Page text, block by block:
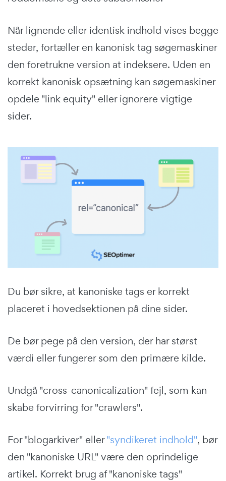
Når lignende eller identisk indhold vises begge
steder, fortæller en kanonisk tag søgemaskiner
den foretrukne version at indeksere. Uden en
korrekt kanonisk opsætning kan søgemaskiner
opdele "link equity" eller ignorere vigtige
sider.
Du bør sikre, at kanoniske tags er korrekt
placeret i hovedsektionen på dine sider.
De bør pege på den version, der har størst
værdi eller fungerer som den primære kilde.
Undgå "cross-canonicalization" fejl, som kan
skabe forvirring for "crawlers".
For "blogarkiver" eller"syndikeret indhold", bør
den "kanoniske URL" være den oprindelige
artikel. Korrekt brug af "kanoniske tags"